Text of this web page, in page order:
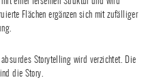
Flächen ergänzen sich mit zufälliger
Storytelling wird verzichtet. Die
die Story.